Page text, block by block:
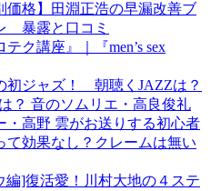
価格】田淵正浩の早漏改善ブ
暴露と口コミ
ク講座』｜『men’s sex
初ジャズ！ 朝聴くJAZZは？
？ 音のソムリエ・高良俊礼
・高野 雲がお送りする初心者
て効果なし？クレームは無い
]復活愛！川村大地の４ステ